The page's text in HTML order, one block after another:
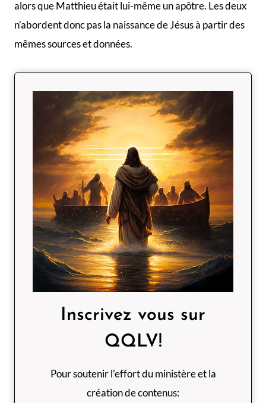
alors que Matthieu était lui-même un apôtre. Les deux
n’abordent donc pas la naissance de Jésus à partir des
mêmes sources et données.
Inscrivez vous sur
QQLV!
Pour soutenir l’effort du ministère et la
création de contenus: